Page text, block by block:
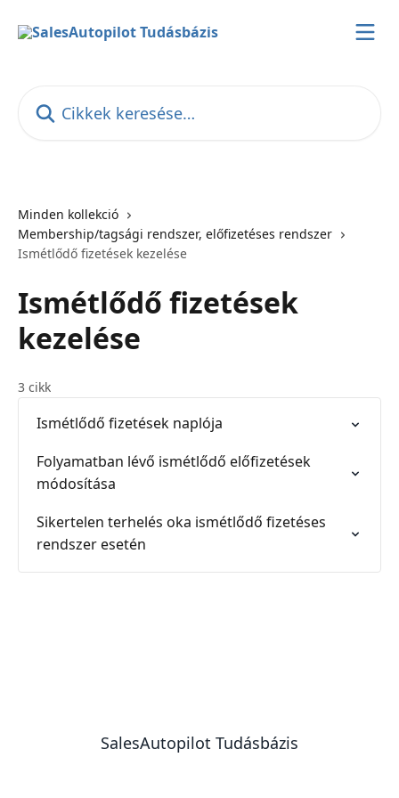
Minden kollekció
Membership/tagsági rendszer, előfizetéses rendszer
Ismétlődő fizetések kezelése
Ismétlődő fizetések
kezelése
3 cikk
Ismétlődő fizetések naplója
Folyamatban lévő ismétlődő előfizetések
módosítása
Sikertelen terhelés oka ismétlődő fizetéses
rendszer esetén
SalesAutopilot Tudásbázis